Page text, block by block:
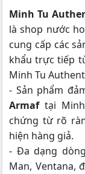
Minh Tu
là shop nước
cung cấp các
khẩu trực tiếp
Minh Tu
- Sản phẩm
Armaftại Minh
chứng từ rõ
hiện hàng giả.
- Đa dạng
Man, Ventana,